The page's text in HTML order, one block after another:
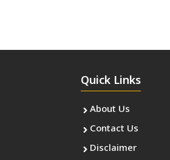
Quick Links
About Us
Contact Us
Disclaimer